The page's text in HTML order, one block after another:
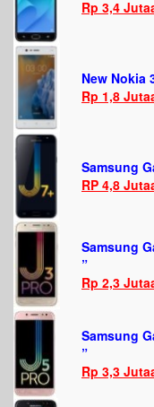
Rp 3,4
New Nokia
Rp 1,8
Samsung
RP 4,8
Samsung
”
Rp 2,3
Samsung
”
Rp 3,3